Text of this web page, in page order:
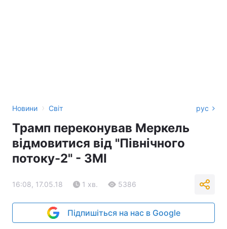
Новини › Світ рус
Трамп переконував Меркель
відмовитися від "Північного
потоку-2" - ЗМІ
16:08, 17.05.18 1 хв. 5386
Підпишіться на нас в Google